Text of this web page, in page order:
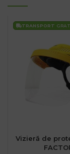
TRANSPORT
Vizieră de